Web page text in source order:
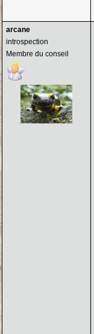
arcane
introspection
Membre du conseil